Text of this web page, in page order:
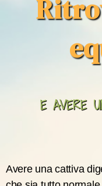
E AVERE
Avere una cattiva